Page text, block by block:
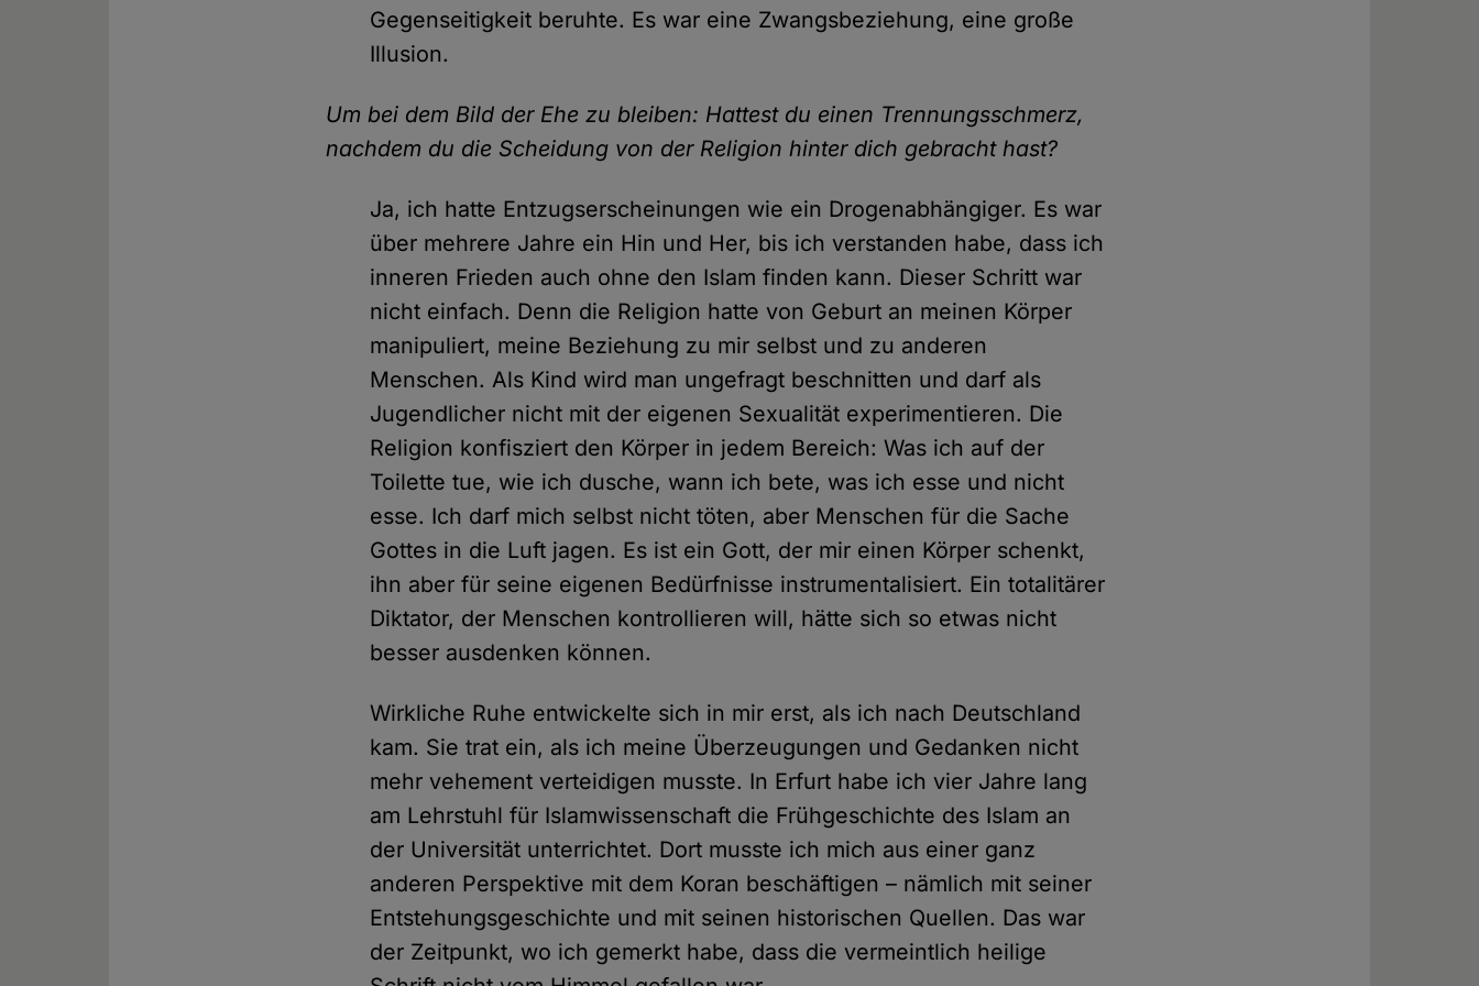
Gegenseitigkeit beruhte. Es war eine Zwangsbeziehung, eine große
Illusion.
Um bei dem Bild der Ehe zu bleiben: Hattest du einen Trennungsschmerz,
nachdem du die Scheidung von der Religion hinter dich gebracht hast?
Ja, ich hatte Entzugserscheinungen wie ein Drogenabhängiger. Es war
über mehrere Jahre ein Hin und Her, bis ich verstanden habe, dass ich
inneren Frieden auch ohne den Islam finden kann. Dieser Schritt war
nicht einfach. Denn die Religion hatte von Geburt an meinen Körper
manipuliert, meine Beziehung zu mir selbst und zu anderen
Menschen. Als Kind wird man ungefragt beschnitten und darf als
Jugendlicher nicht mit der eigenen Sexualität experimentieren. Die
Religion konfisziert den Körper in jedem Bereich: Was ich auf der
Toilette tue, wie ich dusche, wann ich bete, was ich esse und nicht
esse. Ich darf mich selbst nicht töten, aber Menschen für die Sache
Gottes in die Luft jagen. Es ist ein Gott, der mir einen Körper schenkt,
ihn aber für seine eigenen Bedürfnisse instrumentalisiert. Ein totalitärer
Diktator, der Menschen kontrollieren will, hätte sich so etwas nicht
besser ausdenken können.
Wirkliche Ruhe entwickelte sich in mir erst, als ich nach Deutschland
kam. Sie trat ein, als ich meine Überzeugungen und Gedanken nicht
mehr vehement verteidigen musste. In Erfurt habe ich vier Jahre lang
am Lehrstuhl für Islamwissenschaft die Frühgeschichte des Islam an
der Universität unterrichtet. Dort musste ich mich aus einer ganz
anderen Perspektive mit dem Koran beschäftigen – nämlich mit seiner
Entstehungsgeschichte und mit seinen historischen Quellen. Das war
der Zeitpunkt, wo ich gemerkt habe, dass die vermeintlich heilige